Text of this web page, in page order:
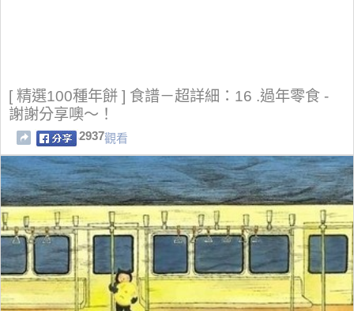
[ 精選100種年餅 ] 食譜－超詳細：16 .過年零食 -
謝謝分享噢～！
2937觀看